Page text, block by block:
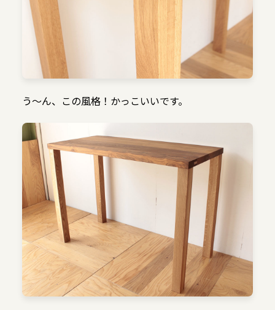
う〜ん、この風格！かっこいいです。